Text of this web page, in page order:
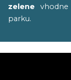
zelene vhodne
parku.